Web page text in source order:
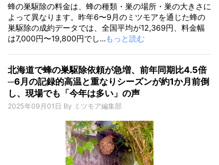
蜂の巣駆除の料金は、蜂の種類・巣の場所・巣の大きさに
よって異なります。昨年6〜9月のミツモアを通じた蜂の
巣駆除の成約データでは、全国平均が12,369円、料金幅
は7,000円〜19,800円でし... もっと読む
北海道で蜂の巣駆除依頼が急増、前年同期比4.5倍
─6月の記録的高温と重なりシーズンが約1か月前倒
し、現場でも「今年は多い」の声
2025年09月01日 By ミツモア編集部